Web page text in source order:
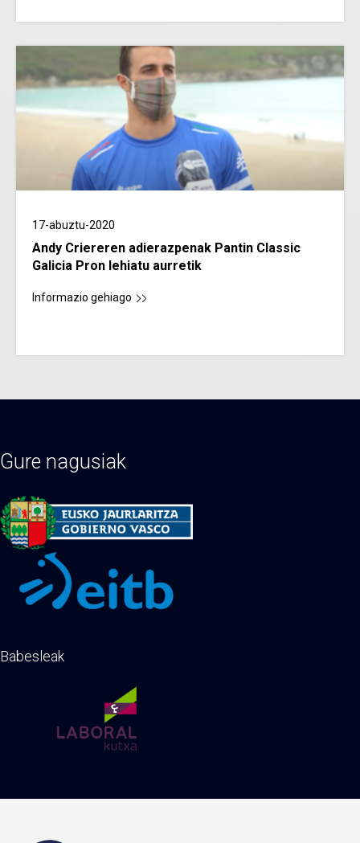
17-abuztu-2020
Andy Criereren adierazpenak Pantin Classic
Galicia Pron lehiatu aurretik
Informazio gehiago
Gure nagusiak
Babesleak